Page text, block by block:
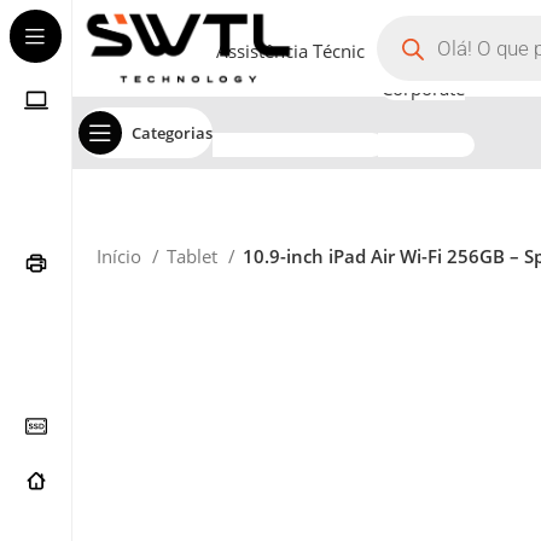
Categorias
Assistência Técnica
Corporate
Início Tablet 10.9-inch iPad Air Wi-Fi 256GB –